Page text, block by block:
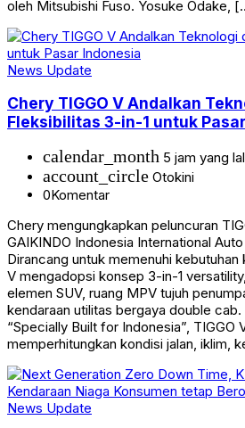
oleh Mitsubishi Fuso. Yosuke Odake,
News Update
Chery TIGGO V Andalkan
Fleksibilitas 3-in-1 untuk
calendar_month 5 jam yang
account_circle Otokini
0Komentar
Chery mengungkapkan peluncuran
GAIKINDO Indonesia International
Dirancang untuk memenuhi kebutuhan
V mengadopsi konsep 3-in-1
elemen SUV, ruang MPV tujuh
kendaraan utilitas bergaya double
“Specially Built for Indonesia”, TIGGO
memperhitungkan kondisi jalan, iklim,
News Update